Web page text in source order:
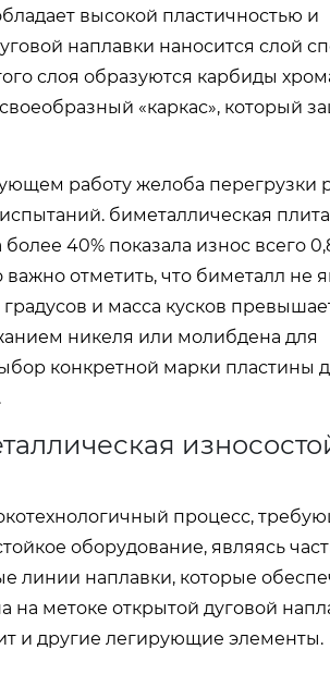
высокой пластичностью и
наплавки наносится слой
слоя образуются карбиды
«каркас», который
работу желоба перегрузки
биметаллическая
40% показала износ всего
отметить, что биметалл не
и масса кусков
никеля или молибдена для
конкретной марки пластины
процесс,
оборудование, являясь
линии наплавки, которые
на метоке открытой дуговой
и другие легирующие элементы.